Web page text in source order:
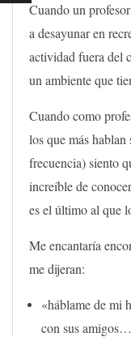
Cuando un
a desayunar en
actividad fuera del
un ambiente que
Cuando como
los que más hablan
frecuencia) siento
increíble de
es el último al que
Me encantaría
me dijeran:
«háblame de mi
con sus